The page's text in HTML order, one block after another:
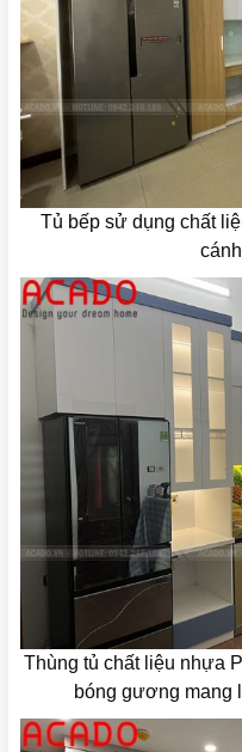
Tủ bếp sử dụng chất
Thùng tủ chất liệu nhựa
bóng gương mang